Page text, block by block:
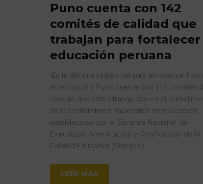
Puno cuenta con 142
comités de calidad que
trabajan para fortalecer
educación peruana
-Es la décima región del país en avanzar
acreditación. Puno cuenta con 142 comités
calidad que están trabajando en el
de los estándares nacionales en educación
establecidos por el Sistema Nacional de
Evaluación, Acreditación y Certificación de la
Calidad Educativa (Sineace),
LEER MAS